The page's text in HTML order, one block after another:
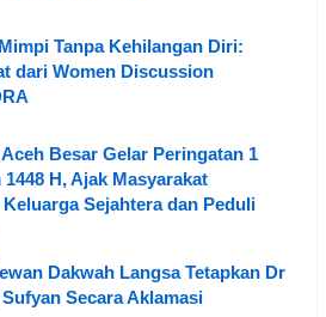
Tanpa Kehilangan Diri:
dari Women Discussion
Besar Gelar Peringatan 1
H, Ajak Masyarakat
Sejahtera dan Peduli
Dakwah Langsa Tetapkan Dr
Secara Aklamasi